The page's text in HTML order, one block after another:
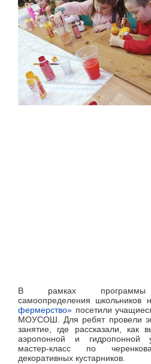
В рамках программы
самоопределения школьников
фермерство» посетили
МОУСОШ. Для ребят провели
занятие, где рассказали, как
аэропонной и гидропонной
мастер-класс по
декоративных кустарников.